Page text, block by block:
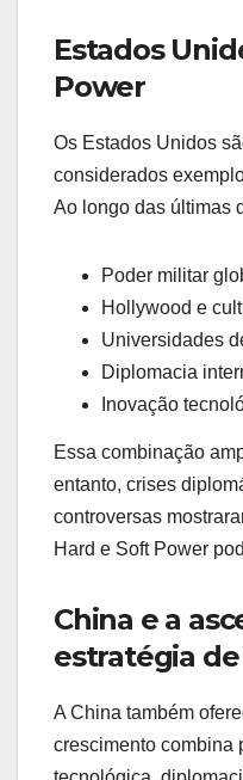
Estados
Power
Os Estados Unidos
considerados
Ao longo das últimas
Poder militar
Hollywood e
Universidades
Diplomacia
Inovação
Essa combinação
entanto, crises
controversas
Hard e Soft Power
China e a
estratégia
A China também
crescimento combina